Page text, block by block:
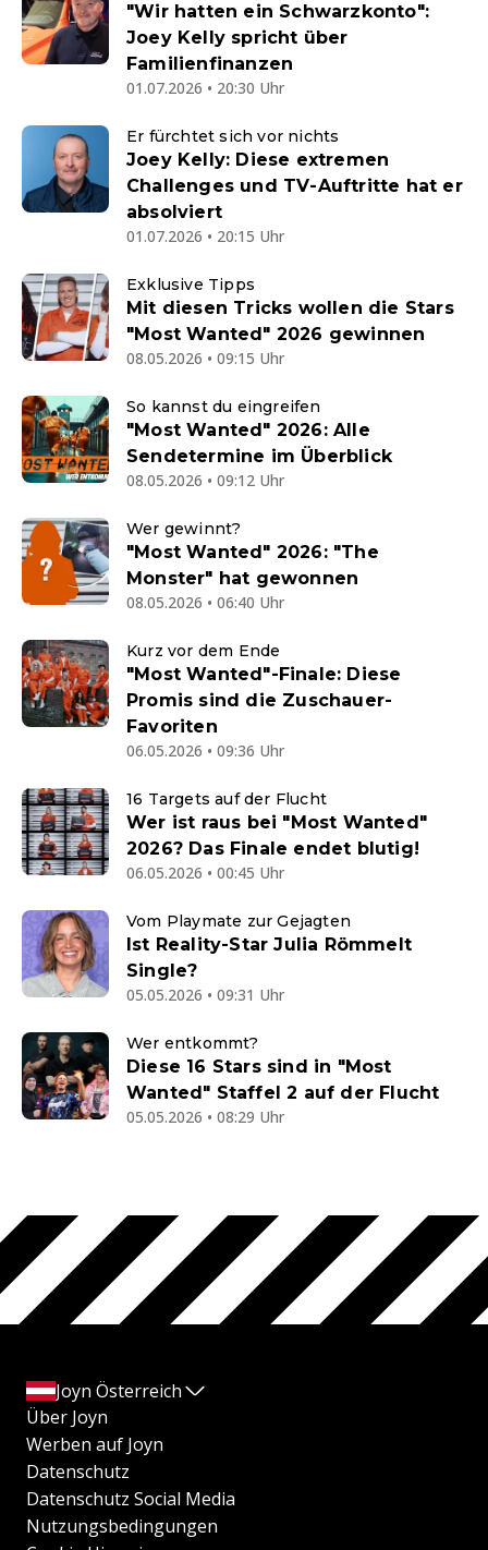
"Wir hatten ein Schwarzkonto":
Joey Kelly spricht über
Familienfinanzen
01.07.2026 • 20:30 Uhr
Er fürchtet sich vor nichts
Joey Kelly: Diese extremen
Challenges und TV-Auftritte hat er
absolviert
01.07.2026 • 20:15 Uhr
Exklusive Tipps
Mit diesen Tricks wollen die Stars
"Most Wanted" 2026 gewinnen
08.05.2026 • 09:15 Uhr
So kannst du eingreifen
"Most Wanted" 2026: Alle
Sendetermine im Überblick
08.05.2026 • 09:12 Uhr
Wer gewinnt?
"Most Wanted" 2026: "The
Monster" hat gewonnen
08.05.2026 • 06:40 Uhr
Kurz vor dem Ende
"Most Wanted"-Finale: Diese
Promis sind die Zuschauer-
Favoriten
06.05.2026 • 09:36 Uhr
16 Targets auf der Flucht
Wer ist raus bei "Most Wanted"
2026? Das Finale endet blutig!
06.05.2026 • 00:45 Uhr
Vom Playmate zur Gejagten
Ist Reality-Star Julia Römmelt
Single?
05.05.2026 • 09:31 Uhr
Wer entkommt?
Diese 16 Stars sind in "Most
Wanted" Staffel 2 auf der Flucht
05.05.2026 • 08:29 Uhr
Joyn Österreich
Über Joyn
Werben auf Joyn
Datenschutz
Datenschutz Social Media
Nutzungsbedingungen